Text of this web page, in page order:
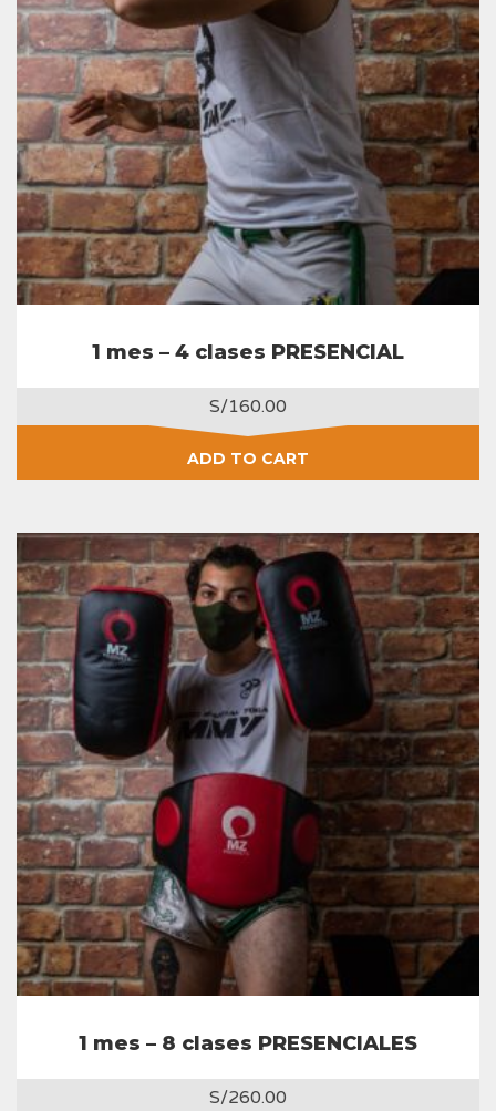
1 mes – 4 clases PRESENCIAL
S/160.00
ADD TO CART
1 mes – 8 clases PRESENCIALES
S/260.00